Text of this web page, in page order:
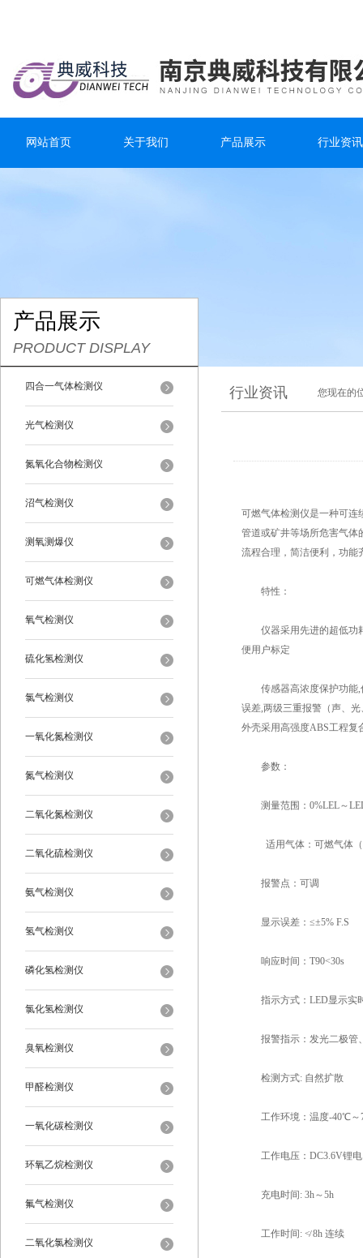
网站首页 关于我们 产品展示 行业资讯
产品展示
PRODUCT DISPLAY
四合一气体检测仪
光气检测仪
氮氧化合物检测仪
沼气检测仪
测氧测爆仪
可燃气体检测仪
氧气检测仪
硫化氢检测仪
氯气检测仪
一氧化氮检测仪
氮气检测仪
二氧化氮检测仪
二氧化硫检测仪
氨气检测仪
氢气检测仪
磷化氢检测仪
氯化氢检测仪
臭氧检测仪
甲醛检测仪
一氧化碳检测仪
环氧乙烷检测仪
氟气检测仪
二氧化氯检测仪
行业资讯 您现在的
可燃气体检测仪是一种可连
管道或矿井等场所危害气体
流程合理，简洁便利，功能
特性：
仪器采用先进的超低功耗
便用户标定
传感器高浓度保护功能,
误差,两级三重报警（声、
外壳采用高强度ABS工程复
参数：
测量范围：0%LEL～
适用气体：可燃气体（
报警点：可调
显示误差：≤±5% F.S
响应时间：T90<30s
指示方式：LED显示实
报警指示：发光二极管
检测方式: 自然扩散
工作环境：温度-40℃～
工作电压：DC3.6V锂电
充电时间: 3h～5h
工作时间: ≮ 8h 连续